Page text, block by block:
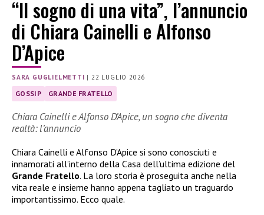
“Il sogno di una vita”, l’annuncio
di Chiara Cainelli e Alfonso
D’Apice
SARA GUGLIELMETTI | 22 LUGLIO 2026
GOSSIP GRANDE FRATELLO
Chiara Cainelli e Alfonso D’Apice, un sogno che diventa
realtà: l’annuncio
Chiara Cainelli e Alfonso D’Apice si sono conosciuti e
innamorati all’interno della Casa dell’ultima edizione del
Grande Fratello. La loro storia è proseguita anche nella
vita reale e insieme hanno appena tagliato un traguardo
importantissimo. Ecco quale.